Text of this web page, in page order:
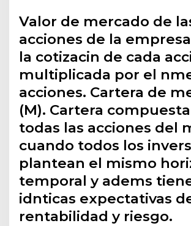
Valor de mercado de
acciones de la
la cotizacin de cada
multiplicada por el
acciones. Cartera de
(M). Cartera
todas las acciones del
cuando todos los
plantean el mismo
temporal y adems
idnticas expectativas
rentabilidad y riesgo.